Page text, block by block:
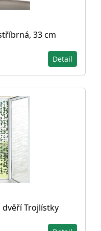
33 cm
Detail
dvěří Trojlístky